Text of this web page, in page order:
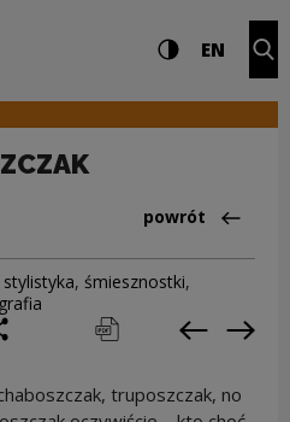
Ustawienia i Wysoki
EN
Powrót
powrót
stylistyka, śmiesznostki,
podziel się
drukuj pobierz
truposzczak, no